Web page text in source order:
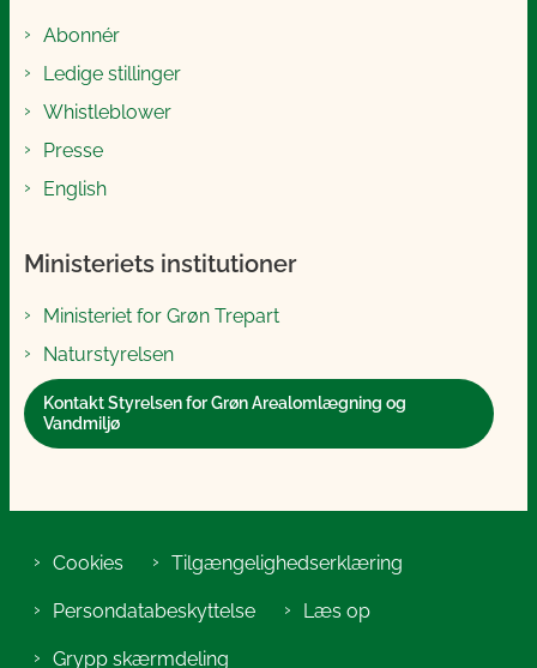
Abonnér
Ledige stillinger
Whistleblower
Presse
English
Ministeriets institutioner
Ministeriet for Grøn Trepart
Naturstyrelsen
Kontakt Styrelsen for Grøn Arealomlægning og
Vandmiljø
Cookies Tilgængelighedserklæring
Persondatabeskyttelse Læs op
Grypp skærmdeling